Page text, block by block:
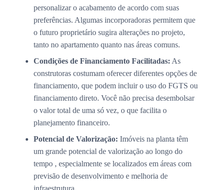
personalizar o acabamento de acordo com suas
preferências. Algumas incorporadoras permitem que
o futuro proprietário sugira alterações no projeto,
tanto no apartamento quanto nas áreas comuns.
Condições de Financiamento Facilitadas: As
construtoras costumam oferecer diferentes opções de
financiamento, que podem incluir o uso do FGTS ou
financiamento direto. Você não precisa desembolsar
o valor total de uma só vez, o que facilita o
planejamento financeiro.
Potencial de Valorização: Imóveis na planta têm
um grande potencial de valorização ao longo do
tempo , especialmente se localizados em áreas com
previsão de desenvolvimento e melhoria de
infraestrutura.